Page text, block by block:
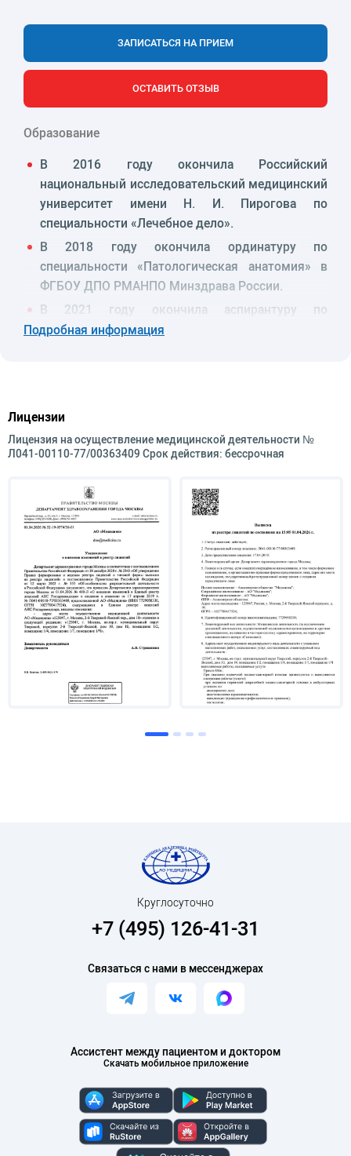
ЗАПИСАТЬСЯ НА ПРИЕМ
ОСТАВИТЬ ОТЗЫВ
Образование
В 2016 году окончила Российский
национальный исследовательский медицинский
университет имени Н. И. Пирогова по
специальности «Лечебное дело».
В 2018 году окончила ординатуру по
специальности «Патологическая анатомия» в
ФГБОУ ДПО РМАНПО Минздрава России.
В 2021 году окончила аспирантуру по
специальности «Патологическая анатомия» в
С 2018 по 2021 год получены сертификаты
специалиста по обучению оценке экспрессии
иммунотерапевтических маркеров, проведено
тематике.
Опыт работы
С 2018 по 2023 гг. – врач-патологоанатом в
клинике ФГБОУ ДПО РМАНПО Минздрава
России
С 2019 г. – эксперт Центра контроля качества
иммуногистохимических исследований ФГБОУ
ДПО РМАНПО Минздрава России
Специализация
Прижизненные патологоанатомические
Подробная информация
Лицензии
Лицензия на осуществление медицинской деятельности №
Л041-00110-77/00363409 Срок действия: бессрочная
Ассистент между пациентом и доктором
Скачать мобильное приложение
Круглосуточно
+7 (495) 126-41-31
Связаться с нами в мессенджерах